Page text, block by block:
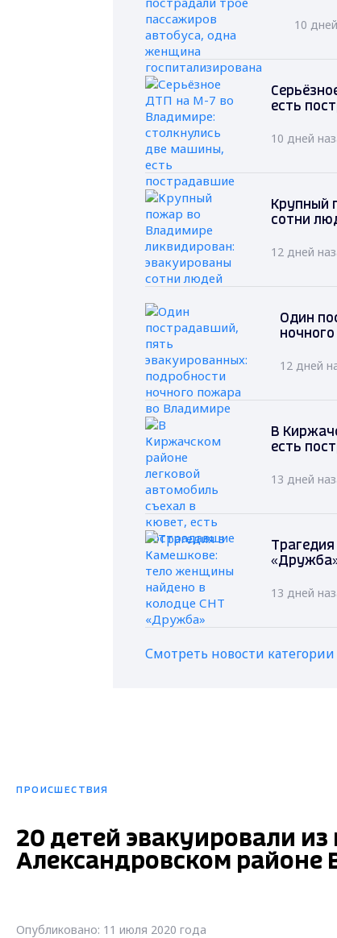
10
есть
10 дней
Крупный
сотни
12 дней
Один
12 дней
В
есть
13 дней
13 дней
Смотреть новости
ПРОИСШЕСТВИЯ
20 детей эвакуировали
Александровском районе
Опубликовано: 11 июля 2020 года